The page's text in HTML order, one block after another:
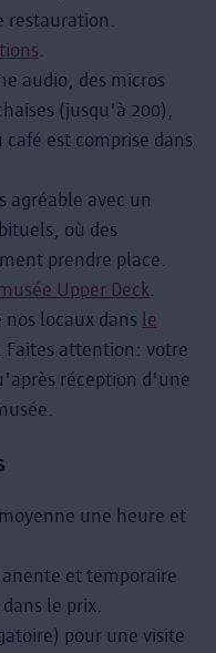
restauration.
.
audio, des micros
(jusqu'à 200),
est comprise dans
agréable avec un
où des
prendre place.
Upper Deck.
locaux dans le
. Faites attention: votre
réception d'une
une heure et
et temporaire
le prix.
pour une visite